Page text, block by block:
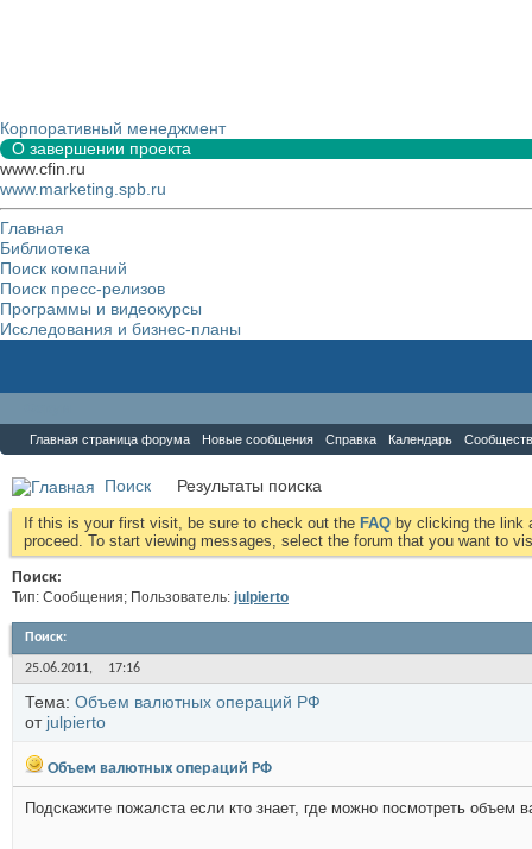
Корпоративный менеджмент
О завершении проекта
www.cfin.ru
www.marketing.spb.ru
Главная
Библиотека
Поиск компаний
Поиск пресс-релизов
Программы и видеокурсы
Исследования и бизнес-планы
Главная страница форума Новые сообщения Справка Календарь
Поиск Результаты поиска
If this is your first visit, be sure to check out the FAQ by clicking the link
proceed. To start viewing messages, select the forum that you want to
Поиск:
Тип: Сообщения; Пользователь: julpierto
Поиск:
25.06.2011, 17:16
Тема: Объем валютных операций РФ
от julpierto
Объем валютных операций РФ
Подскажите пожалста если кто знает, где можно посмотреть объем